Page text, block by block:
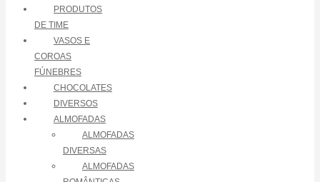
PRODUTOS
DE TIME
VASOS E
COROAS
FÚNEBRES
CHOCOLATES
DIVERSOS
ALMOFADAS
ALMOFADAS
DIVERSAS
ALMOFADAS